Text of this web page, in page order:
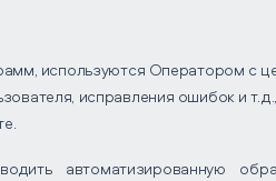
используются Оператором с
исправления ошибок и
автоматизированную